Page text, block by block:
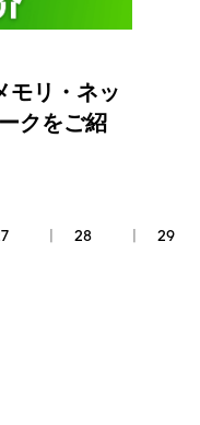
モリ・ネッ
クをご紹
28 29